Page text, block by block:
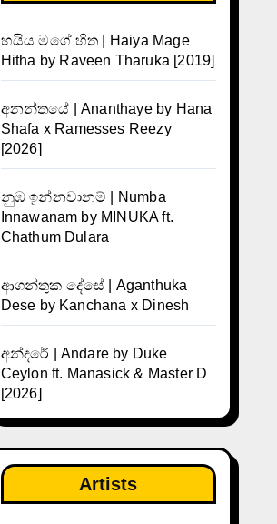
හයිය මගේ හිත | Haiya Mage
Hitha by Raveen Tharuka [2019]
අනන්තයේ | Ananthaye by Hana
Shafa x Ramesses Reezy
[2026]
නුඹ ඉන්නවානම් | Numba
Innawanam by MINUKA ft.
Chathum Dulara
ආගන්තුක දේසේ | Aganthuka
Dese by Kanchana x Dinesh
අන්දරේ | Andare by Duke
Ceylon ft. Manasick & Master D
[2026]
Artists